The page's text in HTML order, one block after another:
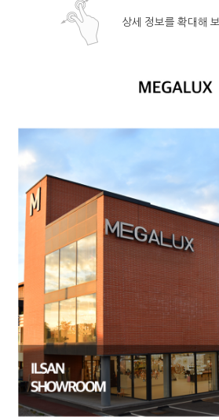
상세 정보를 확대해